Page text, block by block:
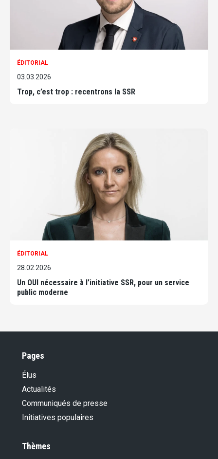
ÉDITORIAL
03.03.2026
Trop, c’est trop : recentrons la SSR
ÉDITORIAL
28.02.2026
Un OUI nécessaire à l’initiative SSR, pour un service
public moderne
Pages
Élus
Actualités
Communiqués de presse
Initiatives populaires
Thèmes